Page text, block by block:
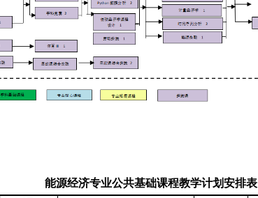
能源经济专业公共基础课程教学计划安排表